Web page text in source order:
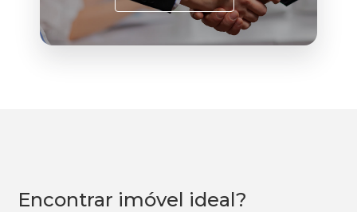
Encontrar imóvel ideal?